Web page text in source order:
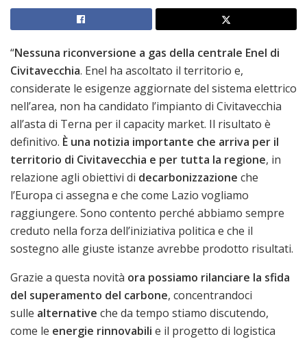
“Nessuna riconversione a gas della centrale Enel di
Civitavecchia. Enel ha ascoltato il territorio e,
considerate le esigenze aggiornate del sistema elettrico
nell’area, non ha candidato l’impianto di Civitavecchia
all’asta di Terna per il capacity market. Il risultato è
definitivo. È una notizia importante che arriva per il
territorio di Civitavecchia e per tutta la regione, in
relazione agli obiettivi di decarbonizzazione che
l’Europa ci assegna e che come Lazio vogliamo
raggiungere. Sono contento perché abbiamo sempre
creduto nella forza dell’iniziativa politica e che il
sostegno alle giuste istanze avrebbe prodotto risultati.
Grazie a questa novità ora possiamo rilanciare la sfida
del superamento del carbone, concentrandoci
sulle alternative che da tempo stiamo discutendo,
come le energie rinnovabili e il progetto di logistica